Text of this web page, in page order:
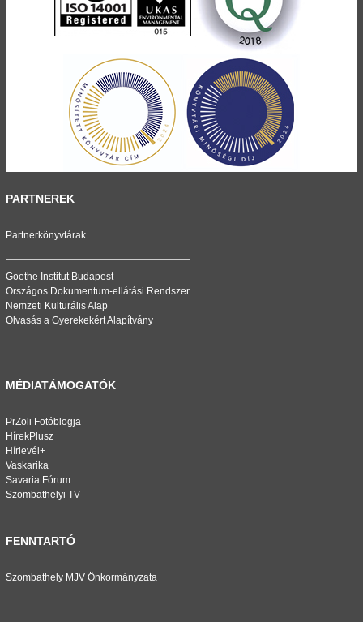
PARTNEREK
Partnerkönyvtárak
Goethe Institut Budapest
Országos Dokumentum-ellátási Rendszer
Nemzeti Kulturális Alap
Olvasás a Gyerekekért Alapítvány
MÉDIATÁMOGATÓK
PrZoli Fotóblogja
HírekPlusz
Hírlevél+
Vaskarika
Savaria Fórum
Szombathelyi TV
FENNTARTÓ
Szombathely MJV Önkormányzata